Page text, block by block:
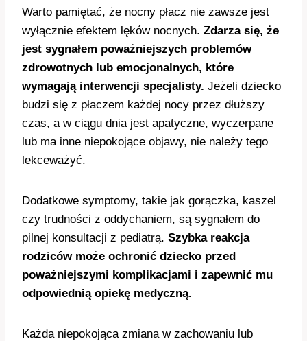
Warto pamiętać, że nocny płacz nie zawsze jest
wyłącznie efektem lęków nocnych. Zdarza się, że
jest sygnałem poważniejszych problemów
zdrowotnych lub emocjonalnych, które
wymagają interwencji specjalisty. Jeżeli dziecko
budzi się z płaczem każdej nocy przez dłuższy
czas, a w ciągu dnia jest apatyczne, wyczerpane
lub ma inne niepokojące objawy, nie należy tego
lekceważyć.
Dodatkowe symptomy, takie jak gorączka, kaszel
czy trudności z oddychaniem, są sygnałem do
pilnej konsultacji z pediatrą. Szybka reakcja
rodziców może ochronić dziecko przed
poważniejszymi komplikacjami i zapewnić mu
odpowiednią opiekę medyczną.
Każda niepokojąca zmiana w zachowaniu lub